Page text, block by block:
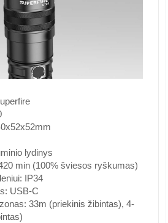
lydinys
min (100% šviesos ryškumas)
IP34
USB-C
33m (priekinis žibintas), 4-